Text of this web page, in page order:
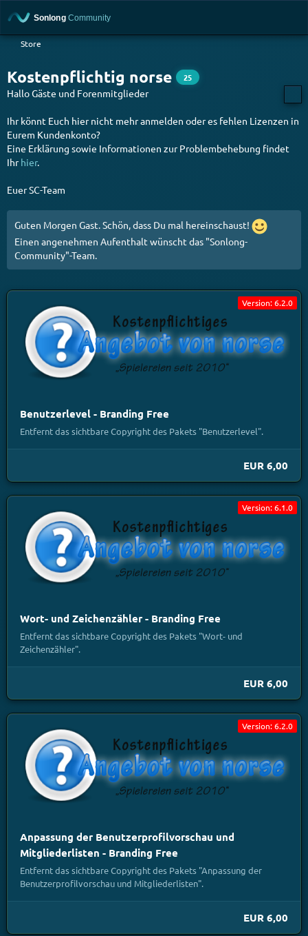
Store
Kostenpflichtig norse 25
Hallo Gäste und Forenmitglieder
Ihr könnt Euch hier nicht mehr anmelden oder es fehlen Lizenzen in
Eurem Kundenkonto?
Eine Erklärung sowie Informationen zur Problembehebung findet
Ihrhier.
Euer SC-Team
Guten Morgen Gast. Schön, dass Du mal hereinschaust!
Einen angenehmen Aufenthalt wünscht das "Sonlong-
Community"-Team.
Version: 6.2.0
Benutzerlevel - Branding Free
Entfernt das sichtbare Copyright des Pakets "Benutzerlevel".
EUR 6,00
Version: 6.1.0
Wort- und Zeichenzähler - Branding Free
Entfernt das sichtbare Copyright des Pakets "Wort- und
Zeichenzähler".
EUR 6,00
Version: 6.2.0
Anpassung der Benutzerprofilvorschau und
Mitgliederlisten - Branding Free
Entfernt das sichtbare Copyright des Pakets "Anpassung der
Benutzerprofilvorschau und Mitgliederlisten".
EUR 6,00